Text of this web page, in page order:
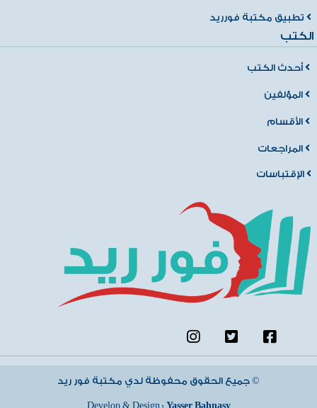
تطبيق مكتبة فورريد
الكتب
أحدث الكتب
المؤلفين
الأقسام
المراجعات
الإقتباسات
جميع الحقوق محفوظة لدي مكتبة فور ريد ©